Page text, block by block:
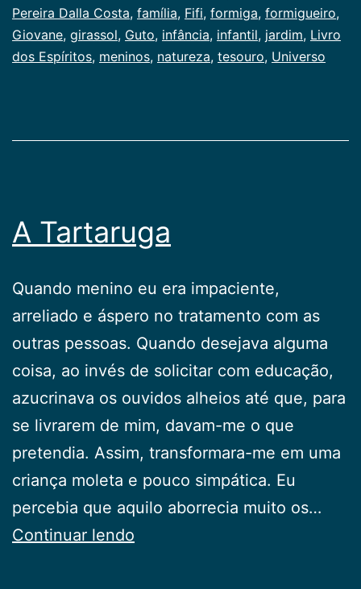
e
um
tesouro
como
Infancia
Pereira Dalla Costa, família, Fifi, formiga, formigueiro,
Giovane, girassol, Guto, infância, infantil, jardim, Livro
dos Espíritos, meninos, natureza, tesouro, Universo
A Tartaruga
Quando menino eu era impaciente,
arreliado e áspero no tratamento com as
outras pessoas. Quando desejava alguma
coisa, ao invés de solicitar com educação,
azucrinava os ouvidos alheios até que, para
se livrarem de mim, davam-me o que
pretendia. Assim, transformara-me em uma
criança moleta e pouco simpática. Eu
percebia que aquilo aborrecia muito os…
Continuar lendo